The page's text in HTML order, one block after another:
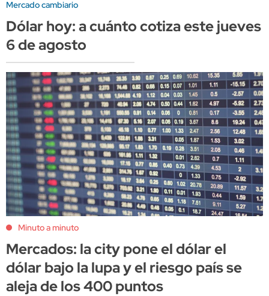
Mercado cambiario
Dólar hoy: a cuánto cotiza este jueves
6 de agosto
Minuto a minuto
Mercados: la city pone el dólar el
dólar bajo la lupa y el riesgo país se
aleja de los 400 puntos